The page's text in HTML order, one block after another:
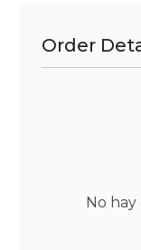
Order
No hay